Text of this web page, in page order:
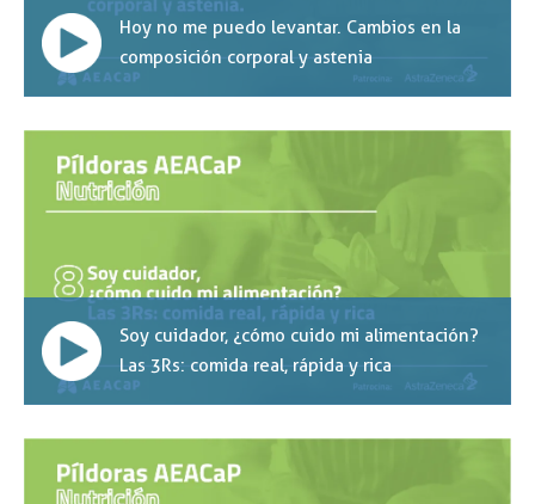
Hoy no me puedo levantar. Cambios en la
composición corporal y astenia
Soy cuidador, ¿cómo cuido mi alimentación?
Las 3Rs: comida real, rápida y rica